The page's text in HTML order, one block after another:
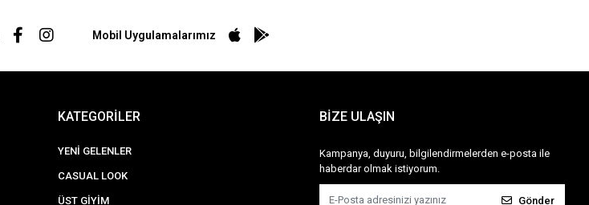
Mobil Uygulamalarımız
KATEGORİLER
YENİ GELENLER
CASUAL LOOK
ÜST GİYİM
BİZE ULAŞIN
Kampanya, duyuru, bilgilendirmelerden e-posta ile
haberdar olmak istiyorum.
Gönder